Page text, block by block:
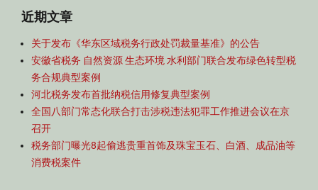
近期文章
关于发布《华东区域税务行政处罚裁量基准》的公告
安徽省税务 自然资源 生态环境 水利部门联合发布绿色转型税
务合规典型案例
河北税务发布首批纳税信用修复典型案例
全国八部门常态化联合打击涉税违法犯罪工作推进会议在京
召开
税务部门曝光8起偷逃贵重首饰及珠宝玉石、白酒、成品油等
消费税案件